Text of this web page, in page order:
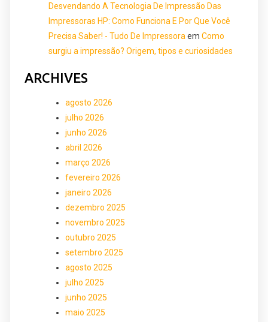
Desvendando A Tecnologia De Impressão Das
Impressoras HP: Como Funciona E Por Que Você
Precisa Saber! - Tudo De Impressora em Como
surgiu a impressão? Origem, tipos e curiosidades
ARCHIVES
agosto 2026
julho 2026
junho 2026
abril 2026
março 2026
fevereiro 2026
janeiro 2026
dezembro 2025
novembro 2025
outubro 2025
setembro 2025
agosto 2025
julho 2025
junho 2025
maio 2025